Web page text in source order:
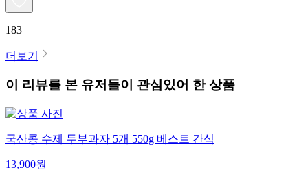
183
더보기
이 리뷰를 본 유저들이 관심있어 한 상품
국산콩 수제 두부과자 5개 550g 베스트 간식
13,900원